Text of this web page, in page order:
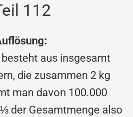
112
aus insgesamt
die zusammen 2 kg
man davon 100.000
der Gesamtmenge also